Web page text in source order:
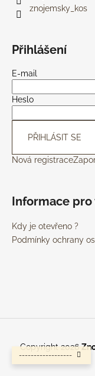
------------------
znojemsky_kos
Přihlášení
E-mail
Heslo
PŘIHLÁSIT SE
Nová registrace
Informace pro
Kdy je otevřeno ?
Podmínky ochrany
Copyright 2026